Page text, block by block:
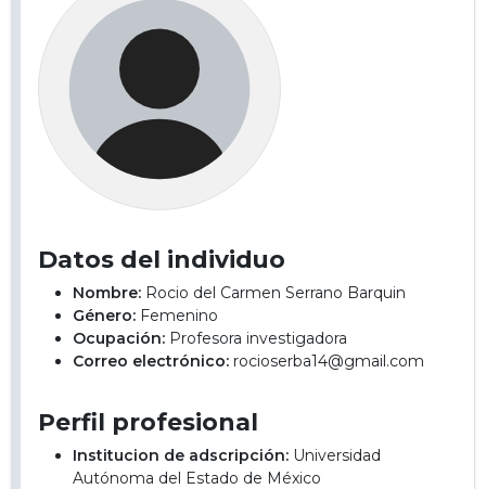
Datos del individuo
Nombre: Rocio del Carmen Serrano Barquin
Género: Femenino
Ocupación: Profesora investigadora
Correo electrónico: rocioserba14@gmail.com
Perfil profesional
Institucion de adscripción: Universidad
Autónoma del Estado de México